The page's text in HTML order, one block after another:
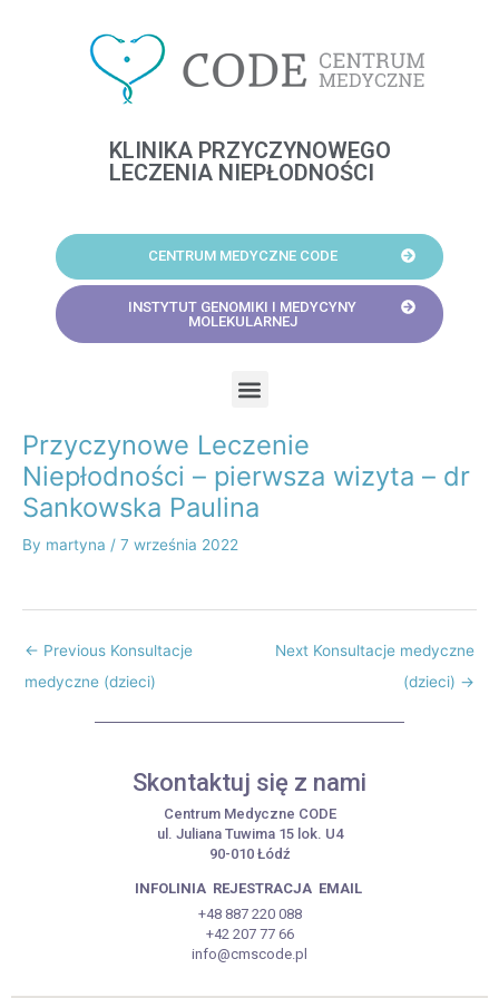
KLINIKA PRZYCZYNOWEGO
LECZENIA NIEPŁODNOŚCI
CENTRUM MEDYCZNE CODE
INSTYTUT GENOMIKI I MEDYCYNY
MOLEKULARNEJ
Przyczynowe Leczenie
Niepłodności – pierwsza wizyta – dr
Sankowska Paulina
By martyna / 7 września 2022
Post
navigation
← Previous Konsultacje
medyczne (dzieci)
Next Konsultacje medyczne
(dzieci) →
Skontaktuj się z nami
Centrum Medyczne CODE
ul. Juliana Tuwima 15 lok. U4
90-010 Łódź
INFOLINIA REJESTRACJA EMAIL
+48 887 220 088
+42 207 77 66
info@cmscode.pl